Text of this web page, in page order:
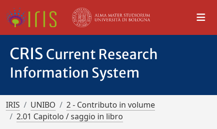
CRIS Current Research
Information System
IRIS UNIBO
2 - Contributo in volume
2.01 Capitolo / saggio in libro